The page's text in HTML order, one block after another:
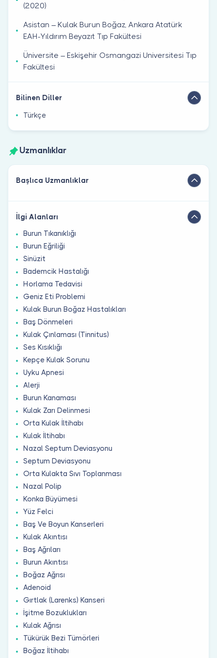
(2020)
Asistan – Kulak Burun Boğaz, Ankara Atatürk
EAH-Yıldırım Beyazıt Tıp Fakültesi
Üniversite – Eskişehir Osmangazi Universitesi Tıp
Fakültesi
Bilinen Diller
Türkçe
Uzmanlıklar
Başlıca Uzmanlıklar
İlgi Alanları
Burun Tıkanıklığı
Burun Eğriliği
Sinüzit
Bademcik Hastalığı
Horlama Tedavisi
Geniz Eti Problemi
Kulak Burun Boğaz Hastalıkları
Baş Dönmeleri
Kulak Çınlaması (Tinnitus)
Ses Kısıklığı
Kepçe Kulak Sorunu
Uyku Apnesi
Alerji
Burun Kanaması
Kulak Zarı Delinmesi
Orta Kulak İltihabı
Kulak İltihabı
Nazal Septum Deviasyonu
Septum Deviasyonu
Orta Kulakta Sıvı Toplanması
Nazal Polip
Konka Büyümesi
Yüz Felci
Baş Ve Boyun Kanserleri
Kulak Akıntısı
Baş Ağrıları
Burun Akıntısı
Boğaz Ağrısı
Adenoid
Gırtlak (Larenks) Kanseri
İşitme Bozuklukları
Kulak Ağrısı
Tükürük Bezi Tümörleri
Boğaz İltihabı